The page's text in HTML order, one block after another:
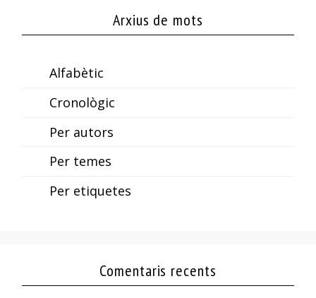
Arxius de mots
Alfabètic
Cronològic
Per autors
Per temes
Per etiquetes
Comentaris recents